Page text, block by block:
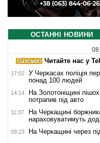
ОСТАННІ НОВИНИ
08
Читайте нас у
17:02
У Черкасах поліція
понад 100 людей
14:14
На Золотоніщині
потрапив під авто
11:37
На Черкащині
нараховуватимуть
09:23 На Черкащині через